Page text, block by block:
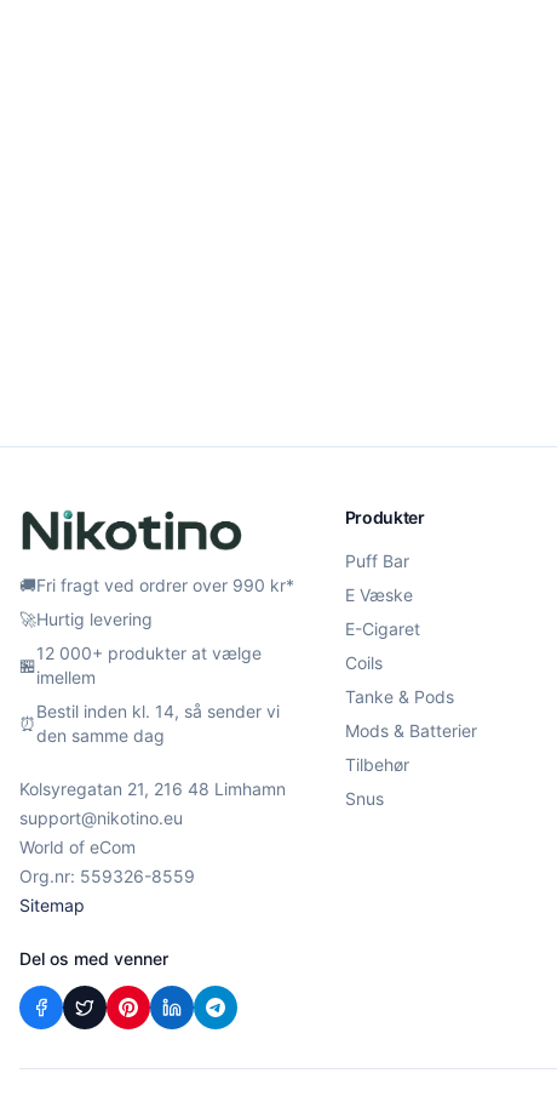
🚚Fri fragt ved ordrer over 990 kr*
🚀Hurtig levering
🏪
12 000+ produkter at vælge
imellem
⏰
Bestil inden kl. 14, så sender vi
den samme dag
Kolsyregatan 21, 216 48 Limhamn
support@nikotino.eu
World of eCom
Org.nr: 559326-8559
Sitemap
Del os med venner
Produkter
Puff Bar
E Væske
E-Cigaret
Coils
Tanke & Pods
Mods & Batterier
Tilbehør
Snus